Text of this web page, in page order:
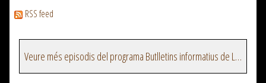
RSS feed
Veure més episodis del programa Butlletins informatius de La Xarxa